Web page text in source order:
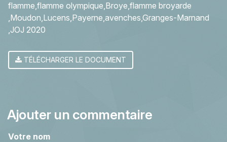
flamme flamme olympique Broye flamme broyarde
Moudon Lucens Payerne avenches Granges-Marnand
JOJ 2020
TÉLÉCHARGER LE DOCUMENT
Ajouter un commentaire
Votre nom